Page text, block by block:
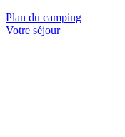
Plan du camping
Votre séjour